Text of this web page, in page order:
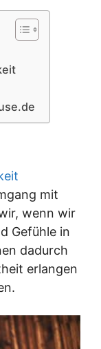
mit
wenn wir
Gefühle in
dadurch
erlangen